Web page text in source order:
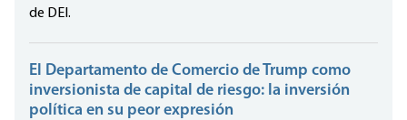
de DEI.
El Departamento de Comercio de Trump como
inversionista de capital de riesgo: la inversión
política en su peor expresión